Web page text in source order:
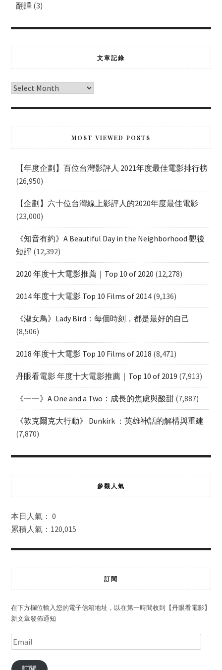
翻譯(3)
文章記錄
MOST VIEWED POSTS
【年度企劃】百位台灣影評人 2021年度最佳電影排行榜
(26,950)
【企劃】六十位台灣線上影評人的2020年度最佳電影
(23,000)
《知音有約》A Beautiful Day in the Neighborhood 觀後
短評 (12,392)
2020 年度十大電影推薦｜Top 10 of 2020 (12,278)
2014 年度十大電影 Top 10 Films of 2014 (9,136)
《淑女鳥》Lady Bird：每個時刻，都是最好的自己
(8,506)
2018 年度十大電影 Top 10 Films of 2018 (8,471)
丹眼看電影 年度十大電影推薦｜Top 10 of 2019 (7,913)
《一一》A One and a Two：成長的焦慮與酸甜 (7,887)
《敦克爾克大行動》 Dunkirk ：英雄神話的解構與重建
(7,870)
參觀人氣
本日人氣： 0
累積人氣：120,015
訂閱
在下方欄位輸入您的電子信箱地址，以在第一時間收到【丹眼看電影】
新文章發佈通知